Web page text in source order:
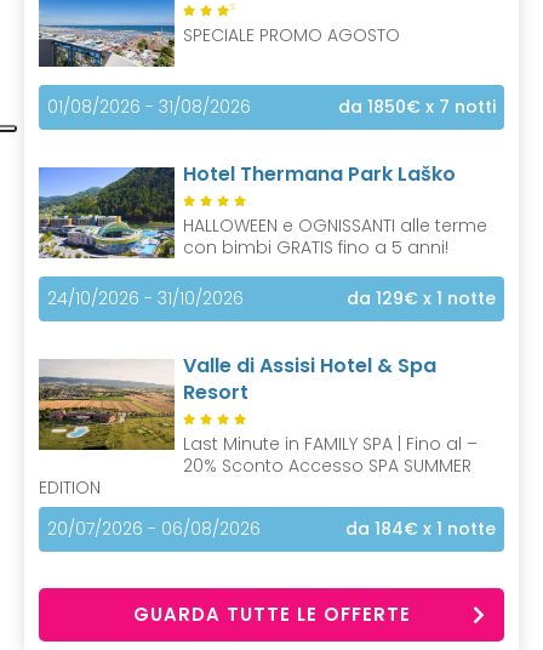
S
SPECIALE PROMO AGOSTO
01/08/2026 - 31/08/2026 da 1850€ x 7 notti
Hotel Thermana Park Laško
HALLOWEEN e OGNISSANTI alle terme
con bimbi GRATIS fino a 5 anni!
24/10/2026 - 31/10/2026 da 129€ x 1 notte
Valle di Assisi Hotel & Spa
Resort
Last Minute in FAMILY SPA | Fino al –
20% Sconto Accesso SPA SUMMER
EDITION
20/07/2026 - 06/08/2026
da 184€ x 1 notte
GUARDA TUTTE LE OFFERTE